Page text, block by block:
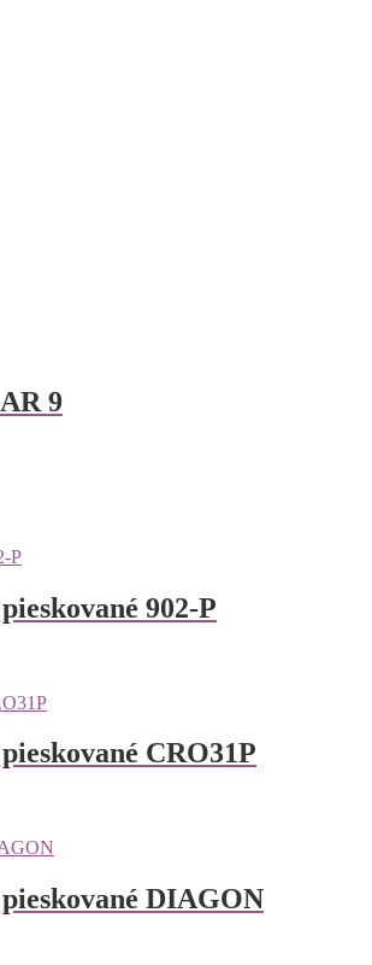
9
902-P
CRO31P
DIAGON